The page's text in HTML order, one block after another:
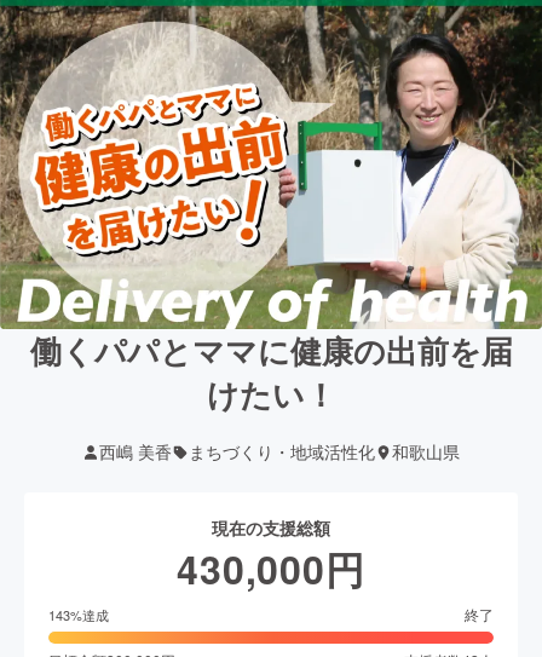
働くパパとママに健康の出前を届
けたい！
西嶋 美香 まちづくり・地域活性化 和歌山県
現在の支援総額
430,000円
143%達成 終了